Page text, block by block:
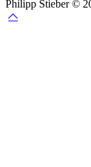
Philipp Stieber ©